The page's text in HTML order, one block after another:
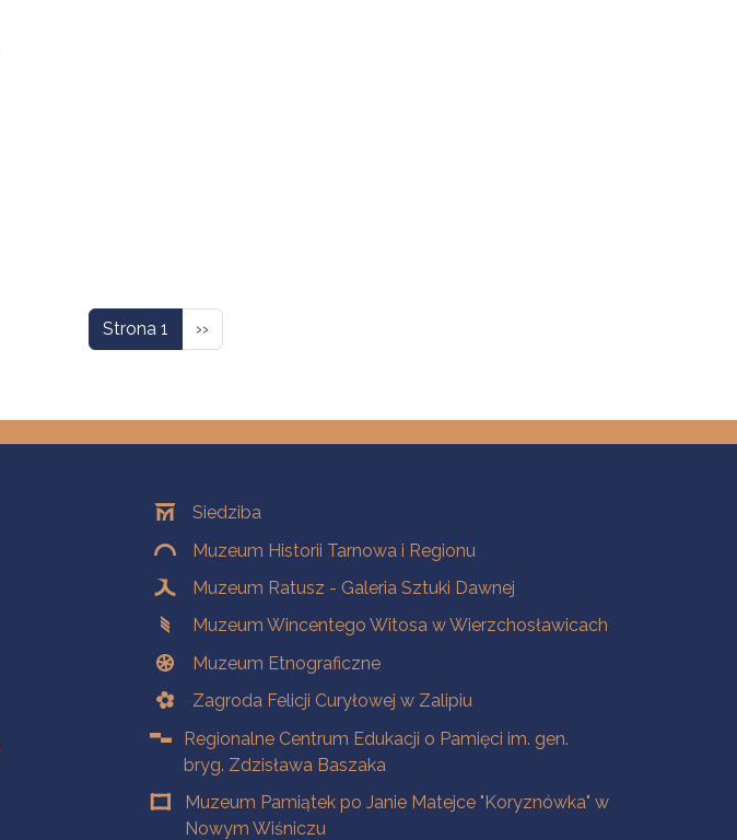
Strona 1 Następna strona
››
OddziałySiedziba
Muzeum Historii Tarnowa i Regionu
Muzeum Ratusz - Galeria Sztuki Dawnej
Muzeum Wincentego Witosa w Wierzchosławicach
Muzeum Etnograficzne
Zagroda Felicji Curyłowej w Zalipiu
Regionalne Centrum Edukacji o Pamięci im. gen.
bryg. Zdzisława Baszaka
Muzeum Pamiątek po Janie Matejce "Koryznówka" w
Nowym Wiśniczu